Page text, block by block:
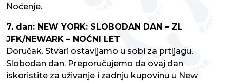
Noćenje.
7. dan: NEW YORK: SLOBODAN DAN – ZL
JFK/NEWARK – NOĆNI LET
Doručak. Stvari ostavljamo u sobi za prtljagu.
Slobodan dan. Preporučujemo da ovaj dan
iskoristite za uživanje i zadnju kupovinu u New